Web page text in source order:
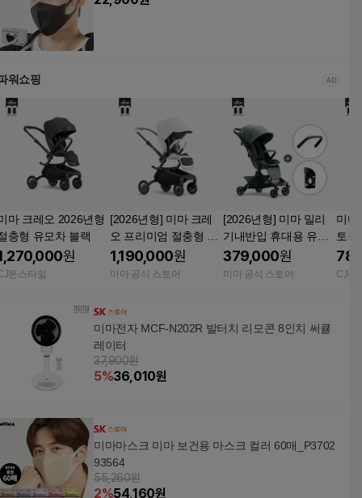
워쇼핑
마 크레오 2026년형
충형 유모차 블랙
원
온스타일
[2026년형] 미마 크레
오 프리미엄 절충형 유
모차 화이트
1,190,000원
미마 공식 스토어
[2026년형] 미마 밀리
기내반입 휴대용 유모
차 던 그린
379,000원
미마 공식 스토어
미마
토폴
블랙
CJ온
미마전자 MCF-N202R 발터치 리모콘 8인치 써큘
레이터
37,900원
5%36,010원
미마마스크 미마 보건용 마스크 컬러 60매_P3702
93564
55,260원
2%54,160원